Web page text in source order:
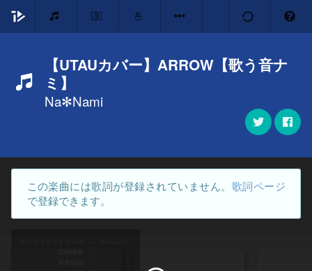
【UTAUカバー】ARROW【歌う音ナ
ミ】
Na✻Nami
この楽曲には歌詞が登録されていません。 歌詞ページ
で登録できます。